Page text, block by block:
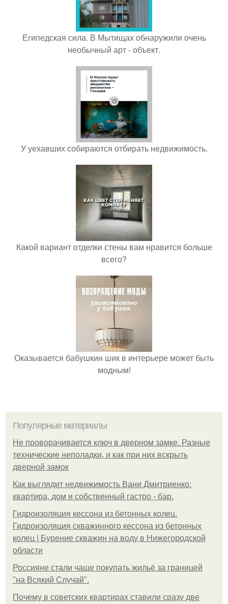
Египедская сила. В Мытищах обнаружили очень
необычный арт - объект.
У уехавших собираются отбирать недвижимость.
Какой вариант отделки стены вам нравится больше
всего?
Оказывается бабушкин шик в интерьере может быть
модным!
Популярные материалы
Не проворачивается ключ в дверном замке. Разные
технические неполадки, и как при них вскрыть
дверной замок
Как выглядит недвижимость Вани Дмитриенко:
квартира, дом и собственный гастро - бар.
Гидроизоляция кессона из бетонных колец.
Гидроизоляция скважинного кессона из бетонных
колец | Бурение скважин на воду в Нижегородской
области
Россияне стали чаще покупать жильё за границей
"на Всякий Случай".
Почему в советских квартирах ставили сразу две